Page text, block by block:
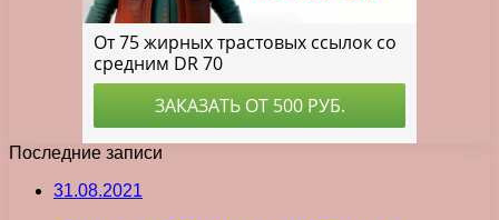
Последние записи
31.08.2021